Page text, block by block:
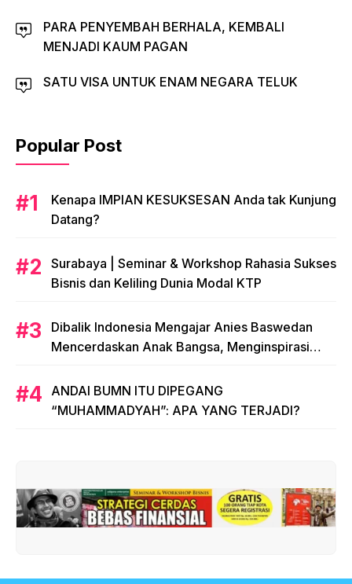
PARA PENYEMBAH BERHALA, KEMBALI
MENJADI KAUM PAGAN
SATU VISA UNTUK ENAM NEGARA TELUK
Popular Post
​Kenapa IMPIAN KESUKSESAN Anda tak Kunjung
Datang?
​Surabaya | Seminar & Workshop Rahasia Sukses
Bisnis dan Keliling Dunia Modal KTP
Dibalik Indonesia Mengajar Anies Baswedan
Mencerdaskan Anak Bangsa, Menginspirasi
ANDAI BUMN ITU DIPEGANG
“MUHAMMADYAH”: APA YANG TERJADI?